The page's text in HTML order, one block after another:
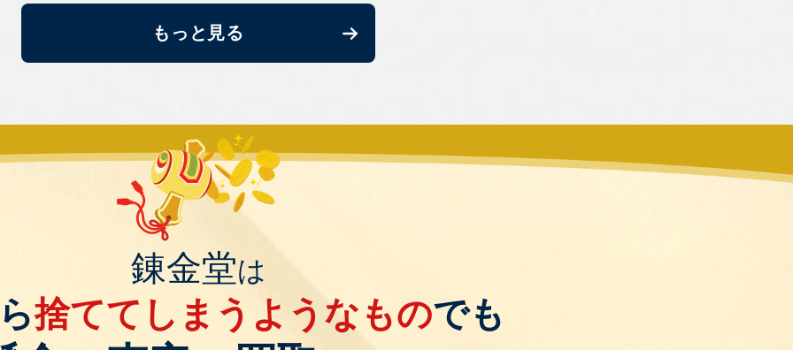
もっと見る
錬金堂は
捨ててしまうようなものでも